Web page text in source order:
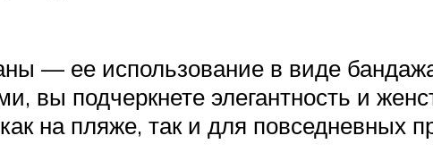
— ее использование в виде
вы подчеркнете элегантность и
на пляже, так и для повседневных